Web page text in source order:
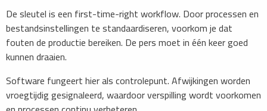
De sleutel is een first-time-right workflow. Door processen en
bestandsinstellingen te standaardiseren, voorkom je dat
fouten de productie bereiken. De pers moet in één keer goed
kunnen draaien.
Software fungeert hier als controlepunt. Afwijkingen worden
vroegtijdig gesignaleerd, waardoor verspilling wordt voorkomen